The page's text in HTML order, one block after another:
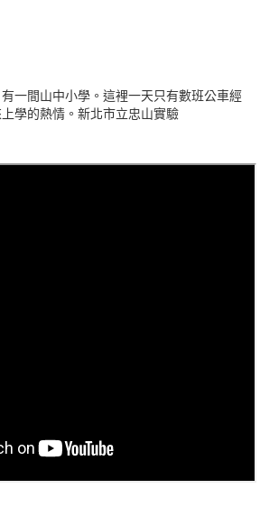
一間山中小學。這裡一天只有數班公車經
學的熱情。新北市立忠山實驗